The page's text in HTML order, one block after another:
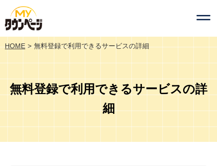
HOME 無料登録で利用できるサービスの詳細
無料登録で利用できるサービスの詳
細